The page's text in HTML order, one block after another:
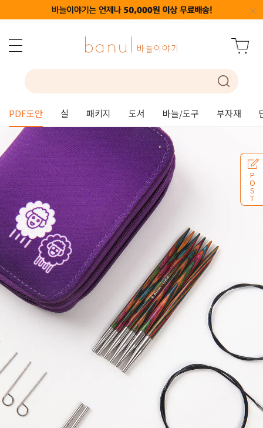
PDF도안 실 패키지 도서 바늘/도구 부자재
P
O
S
T